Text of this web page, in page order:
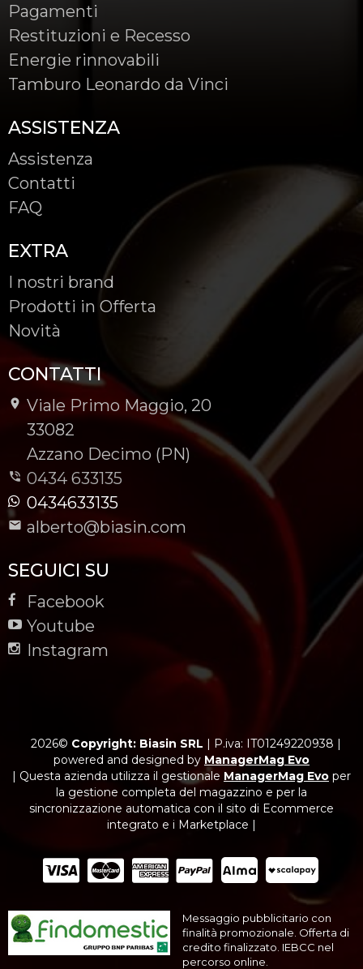
Pagamenti
Restituzioni e Recesso
Energie rinnovabili
Tamburo Leonardo da Vinci
ASSISTENZA
Assistenza
Contatti
FAQ
EXTRA
I nostri brand
Prodotti in Offerta
Novità
CONTATTI
Viale Primo Maggio, 20
-
33082
-
Azzano Decimo (PN)
0434 633135
0434633135
alberto@biasin.com
SEGUICI SU
Facebook
Youtube
Instagram
2026© Copyright: Biasin SRL | P.iva: IT01249220938 |
powered and designed by ManagerMag Evo
| Questa azienda utilizza il gestionale ManagerMag Evo per
la gestione completa del magazzino e per la
sincronizzazione automatica con il sito di Ecommerce
integrato e i Marketplace |
Messaggio pubblicitario con
finalità promozionale. Offerta di
credito finalizzato. IEBCC nel
percorso online.